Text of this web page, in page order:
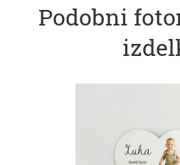
Podobni